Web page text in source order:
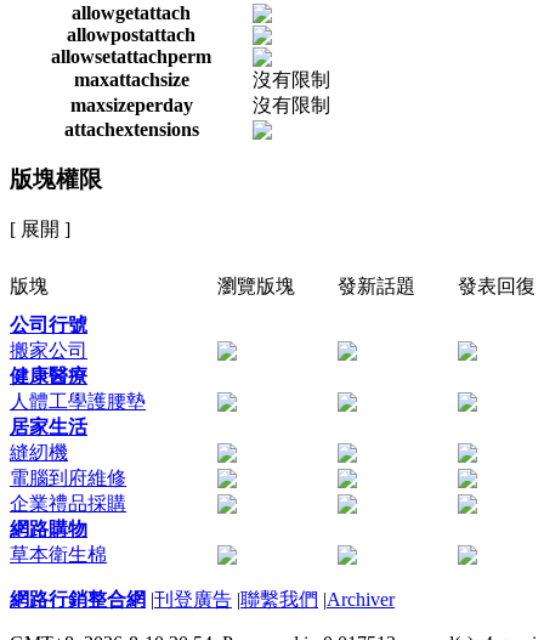
allowgetattach
allowpostattach
allowsetattachperm
maxattachsize
沒有限制
maxsizeperday
沒有限制
attachextensions
版塊權限
[ 展開 ]
版塊 瀏覽版塊 發新話題
發表回復
公司行號
搬家公司
健康醫療
人體工學護腰墊
居家生活
縫紉機
電腦到府維修
企業禮品採購
網路購物
草本衛生棉
網路行銷整合網 |刊登廣告 |聯繫我們 |Archiver